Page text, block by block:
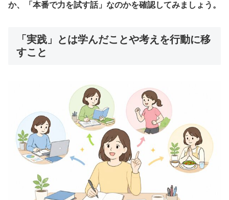
か、「本番で力を試す話」なのかを確認してみましょう。
「実践」とは学んだことや考えを行動に移
すこと